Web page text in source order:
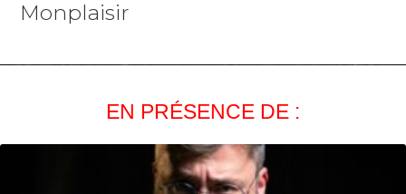
Monplaisir
EN PRÉSENCE DE :